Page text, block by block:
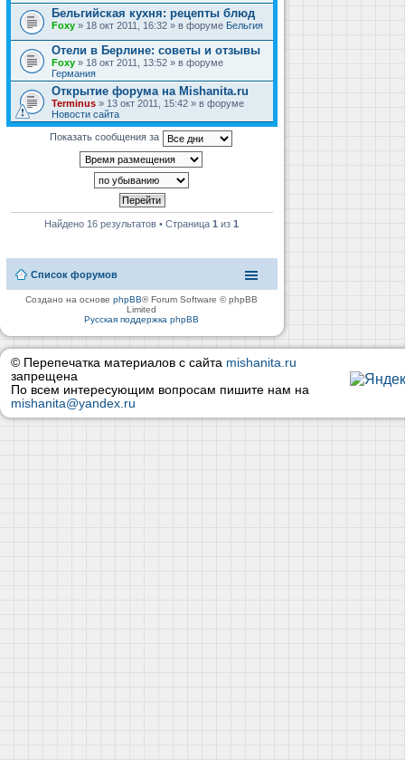
Бельгийская кухня: рецепты блюд
Foxy » 18 окт 2011, 16:32 » в форуме Бельгия
Отели в Берлине: советы и отзывы
Foxy » 18 окт 2011, 13:52 » в форуме
Германия
Открытие форума на Mishanita.ru
Terminus » 13 окт 2011, 15:42 » в форуме
Новости сайта
Показать сообщения за
Найдено 16 результатов • Страница1 из1
Список форумов
Создано на основеphpBB® Forum Software © phpBB
Limited
Русская поддержка phpBB
© Перепечатка материалов с сайта mishanita.ru
запрещена
По всем интересующим вопросам пишите нам на
mishanita@yandex.ru